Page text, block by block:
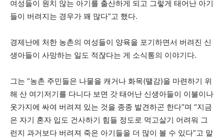
여성들이 원치 않는 아기를 출산하게 되고 그렇게 태어난 아기
들이 버려지는 경우가 꽤 많다”고 했다.
경제난에 처한 농촌의 여성들이 양육을 포기하면서 버려진 신
생아들이 사망하는 일도 적잖다는 게 소식통의 이야기다.
그는 “농촌 주민들은 나물을 캐거나 화목(땔감)을 마련하기 위
해 산 여기저기를 다니다 보면 갓 태어난 신생아들이 이불이나
옷가지에 싸여 버려져 있는 것을 종종 발견하곤 한다”며 “지금
은 자기 혼자 입도 건사하기 힘들 정도로 먹고살기 어려워 그
런지 과거보다 버려져 죽은 아기들을 더 많이 볼 수 있다”고 말